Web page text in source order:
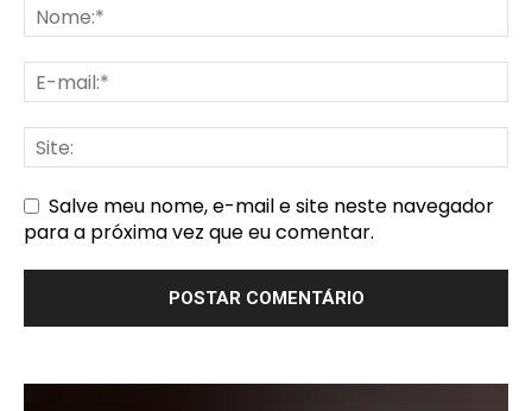
Salve meu nome, e-mail e site neste navegador
para a próxima vez que eu comentar.